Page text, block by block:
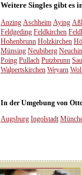
Weitere Singles gibt es
Anzing Aschheim Aying
Feldgeding Feldkirchen
Hohenbrunn Holzkirchen
Münsing Neubiberg
Poing Pullach Putzbrunn
Walpertskirchen Weyarn
In der Umgebung von
Augsburg Ingolstadt